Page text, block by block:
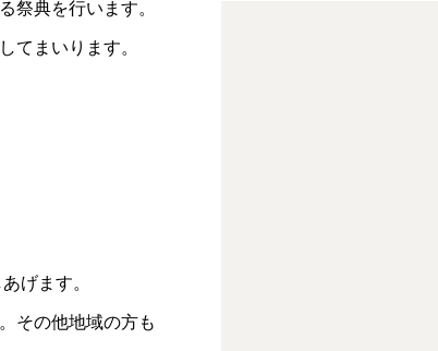
祭典を行います。
てまいります。
げます。
その他地域の方も